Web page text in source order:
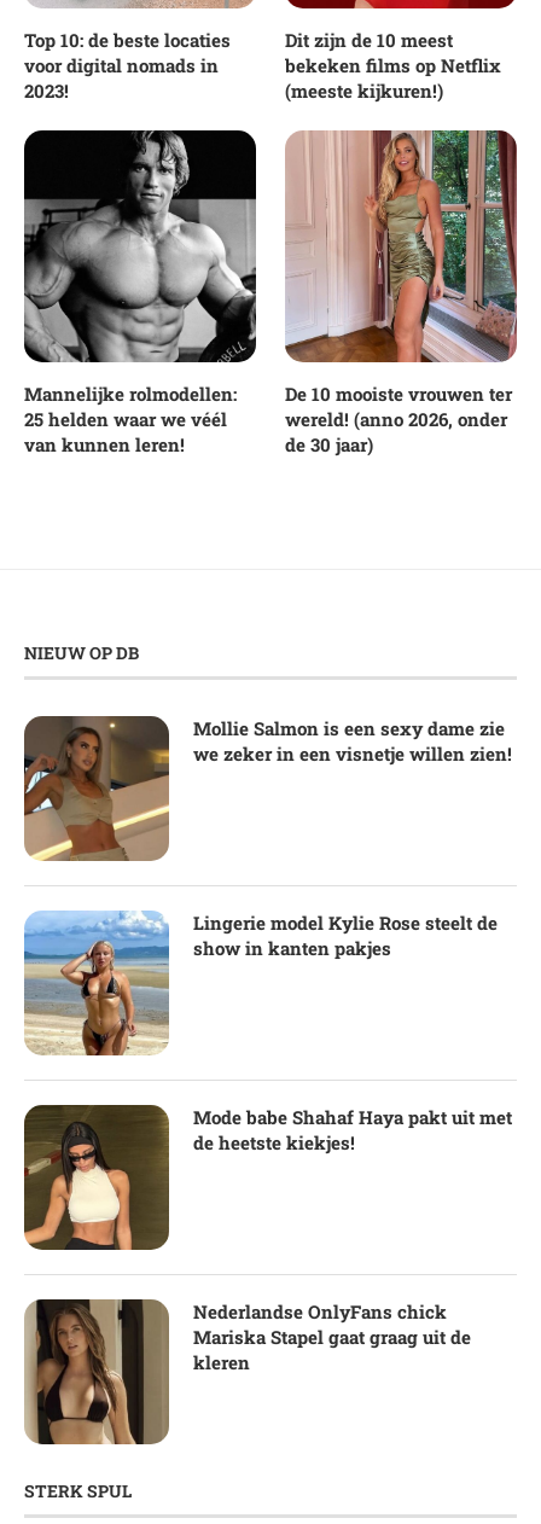
Top 10: de beste locaties
voor digital nomads in
2023!
Dit zijn de 10 meest
bekeken films op Netflix
(meeste kijkuren!)
Mannelijke rolmodellen:
25 helden waar we véél
van kunnen leren!
De 10 mooiste vrouwen ter
wereld! (anno 2026, onder
de 30 jaar)
NIEUW OP DB
Mollie Salmon is een sexy dame zie
we zeker in een visnetje willen zien!
Lingerie model Kylie Rose steelt de
show in kanten pakjes
Mode babe Shahaf Haya pakt uit met
de heetste kiekjes!
Nederlandse OnlyFans chick
Mariska Stapel gaat graag uit de
kleren
STERK SPUL